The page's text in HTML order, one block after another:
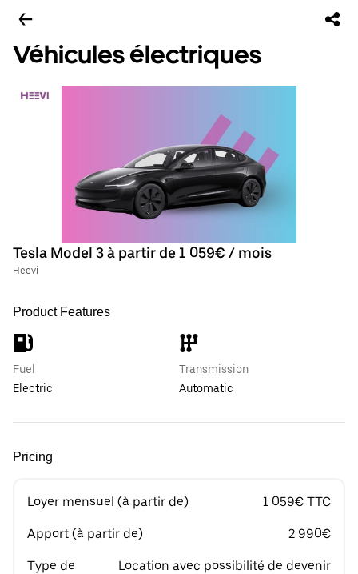
Véhicules électriques
Tesla Model 3 à partir de 1 059€ / mois
Heevi
Product Features
Fuel
Electric
Transmission
Automatic
Pricing
Loyer mensuel (à partir de) 1 059€ TTC
Apport (à partir de) 2 990€
Type de
Location avec possibilité de devenir